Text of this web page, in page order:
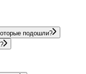
подошли?